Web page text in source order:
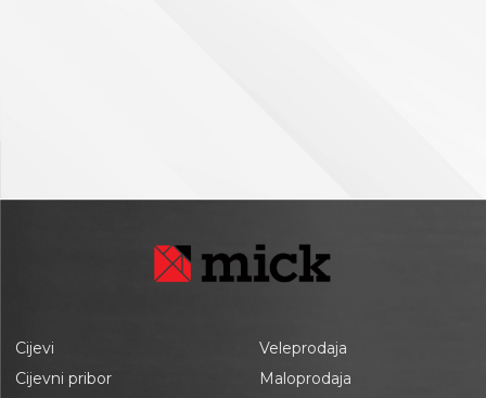
Cijevi
Cijevni pribor
Veleprodaja
Maloprodaja